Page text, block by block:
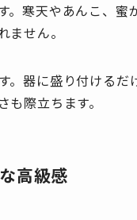
。寒天やあんこ、
せん。
。器に盛り付ける
際立ちます。
高級感